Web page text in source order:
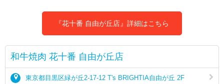
『花十番 自由が丘店』詳細はこちら
和牛焼肉 花十番 自由が丘店
東京都目黒区緑が丘2-17-12 T's BRIGHTIA自由が丘 2F